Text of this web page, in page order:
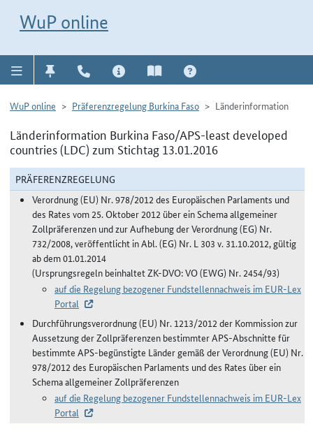
WuP online
WuP online Präferenzregelung Burkina Faso Länderinformation
Länderinformation Burkina Faso/APS-least developed
countries (LDC) zum Stichtag 13.01.2016
PRÄFERENZREGELUNG
Verordnung (EU) Nr. 978/2012 des Europäischen Parlaments und
des Rates vom 25. Oktober 2012 über ein Schema allgemeiner
Zollpräferenzen und zur Aufhebung der Verordnung (EG) Nr.
732/2008, veröffentlicht in Abl. (EG) Nr. L 303 v. 31.10.2012, gültig
ab dem 01.01.2014
(Ursprungsregeln beinhaltet ZK-DVO: VO (EWG) Nr. 2454/93)
auf die Regelung bezogener Fundstellennachweis im EUR-Lex
Portal
Durchführungsverordnung (EU) Nr. 1213/2012 der Kommission zur
Aussetzung der Zollpräferenzen bestimmter APS-Abschnitte für
bestimmte APS-begünstigte Länder gemäß der Verordnung (EU) Nr.
978/2012 des Europäischen Parlaments und des Rates über ein
Schema allgemeiner Zollpräferenzen
auf die Regelung bezogener Fundstellennachweis im EUR-Lex
Portal